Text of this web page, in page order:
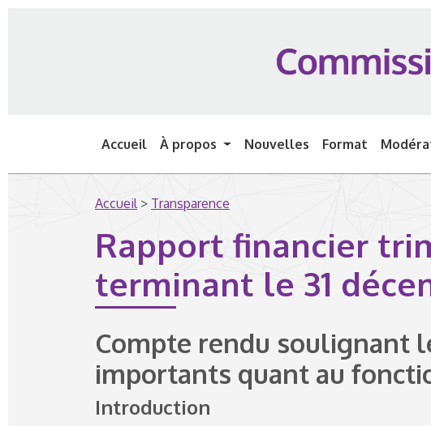
Accueil À propos Nouvelles Format
Accueil> Transparence
Rapport financier
terminant le 31
Compte rendu soulignant
importants quant au
Introduction